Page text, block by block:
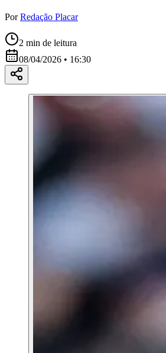
Por Redação Placar
2 min de leitura
08/04/2026 • 16:30